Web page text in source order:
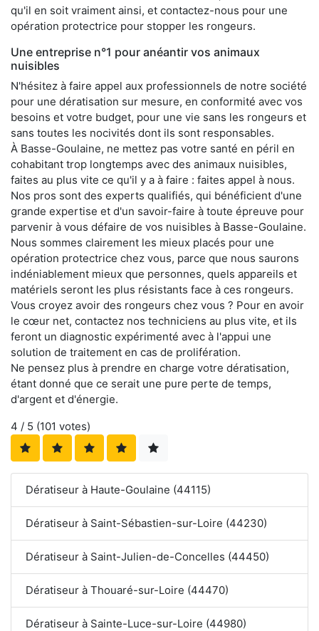
qu'il en soit vraiment ainsi, et contactez-nous pour une
opération protectrice pour stopper les rongeurs.
Une entreprise n°1 pour anéantir vos animaux
nuisibles
N'hésitez à faire appel aux professionnels de notre société
pour une dératisation sur mesure, en conformité avec vos
besoins et votre budget, pour une vie sans les rongeurs et
sans toutes les nocivités dont ils sont responsables.
À Basse-Goulaine, ne mettez pas votre santé en péril en
cohabitant trop longtemps avec des animaux nuisibles,
faites au plus vite ce qu'il y a à faire : faites appel à nous.
Nos pros sont des experts qualifiés, qui bénéficient d'une
grande expertise et d'un savoir-faire à toute épreuve pour
parvenir à vous défaire de vos nuisibles à Basse-Goulaine.
Nous sommes clairement les mieux placés pour une
opération protectrice chez vous, parce que nous saurons
indéniablement mieux que personnes, quels appareils et
matériels seront les plus résistants face à ces rongeurs.
Vous croyez avoir des rongeurs chez vous ? Pour en avoir
le cœur net, contactez nos techniciens au plus vite, et ils
feront un diagnostic expérimenté avec à l'appui une
solution de traitement en cas de prolifération.
Ne pensez plus à prendre en charge votre dératisation,
étant donné que ce serait une pure perte de temps,
d'argent et d'énergie.
4 / 5 (101 votes)
Dératiseur à Haute-Goulaine (44115)
Dératiseur à Saint-Sébastien-sur-Loire (44230)
Dératiseur à Saint-Julien-de-Concelles (44450)
Dératiseur à Thouaré-sur-Loire (44470)
Dératiseur à Sainte-Luce-sur-Loire (44980)